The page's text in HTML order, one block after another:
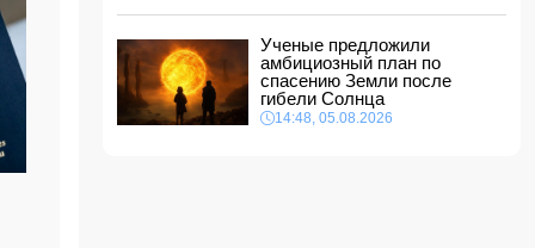
Джейхун Байрамов и Андрей Сибига проводят
16:28, 06.08.2026
Ученые предложили
амбициозный план по
спасению Земли после
гибели Солнца
14:48, 05.08.2026